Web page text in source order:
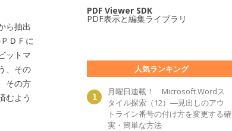
ら抽出
ＤＦに
ットマ
、その
その方
むよう
PDF Viewer SDK
PDF表示と編集ライブラリ
人気ランキング
月曜日連載！ Microsoft Wordス
タイル探索（12）―見出しのアウ
トライン番号の付け方を変更する確
実・簡単な方法